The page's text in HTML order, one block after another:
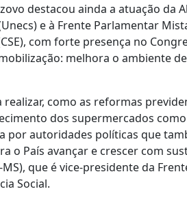
destacou ainda a atuação da
e à Frente Parlamentar
com forte presença no
melhora o ambiente
realizar, como as reformas
dos supermercados como
por autoridades políticas que
o País avançar e crescer com
que é vice-presidente da
Social.